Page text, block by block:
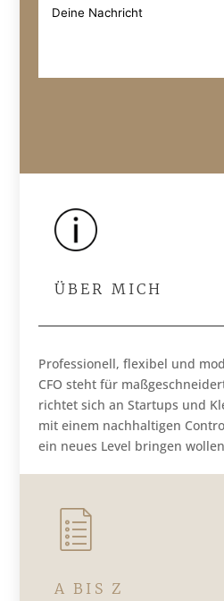
ÜBER MICH
Professionell, flexibel und
CFO steht für
richtet sich an Startups und
mit einem nachhaltigen
ein neues Level bringen
A BIS Z